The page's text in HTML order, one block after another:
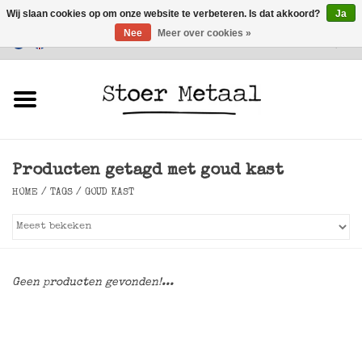
Klantenservice
Verlichting
Producten getagd met goud kast
HOME / TAGS / GOUD KAST
Geen producten gevonden!...
Wij slaan cookies op om onze website te verbeteren. Is dat akkoord?
Ja
Nee
Meer over cookies »